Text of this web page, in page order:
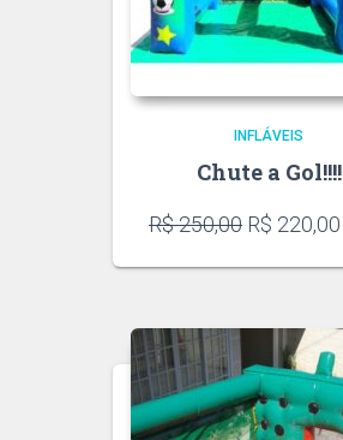
INFLÁVEIS
Chute a Gol!!!!
R$250,00 R$ 220,00